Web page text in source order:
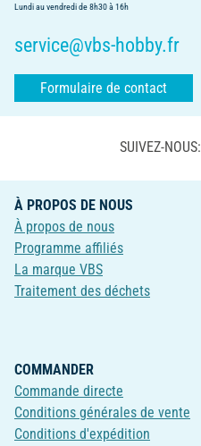
Lundi au vendredi de 8h30 à 16h
service@vbs-hobby.fr
Formulaire de contact
SUIVEZ-NOUS:
À PROPOS DE NOUS
À propos de nous
Programme affiliés
La marque VBS
Traitement des déchets
COMMANDER
Commande directe
Conditions générales de vente
Conditions d'expédition